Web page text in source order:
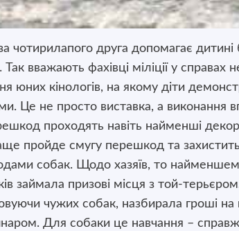
за чотирилапого друга допомагає
вважають фахівці міліції у справах
юних кінологів, на якому діти
Це не просто виставка, а виконання
проходять навіть найменші
пройде смугу перешкод та захистить
собак. Щодо хазяїв, то найменшему
займала призові місця з той-
чужих собак, назбирала гроші на
Для собаки це навчання –